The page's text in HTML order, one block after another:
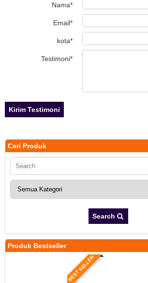
Nama*
Email*
kota*
Testimoni*
Cari Produk
Search
Produk Bestseller
BEST SELLER